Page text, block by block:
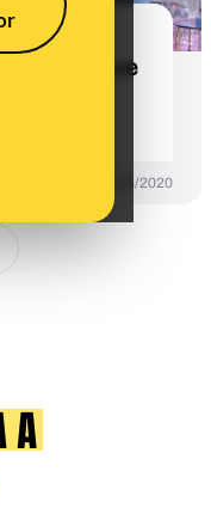
el
de los que
en su
26/06/2020